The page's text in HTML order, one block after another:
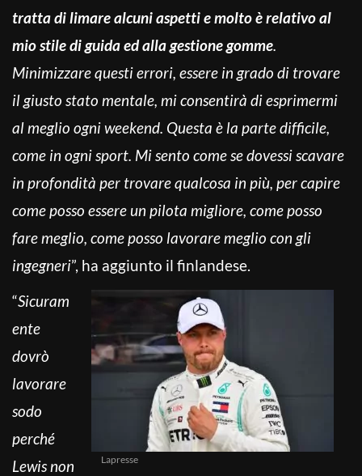
tratta di limare alcuni aspetti e molto è relativo al
mio stile di guida ed alla gestione gomme.
Minimizzare questi errori, essere in grado di trovare
il giusto stato mentale, mi consentirà di esprimermi
al meglio ogni weekend. Questa è la parte difficile,
come in ogni sport. Mi sento come se dovessi scavare
in profondità per trovare qualcosa in più, per capire
come posso essere un pilota migliore, come posso
fare meglio, come posso lavorare meglio con gli
ingegneri”, ha aggiunto il finlandese.
Lapresse
“Sicuram
ente
dovrò
lavorare
sodo
perché
Lewis non